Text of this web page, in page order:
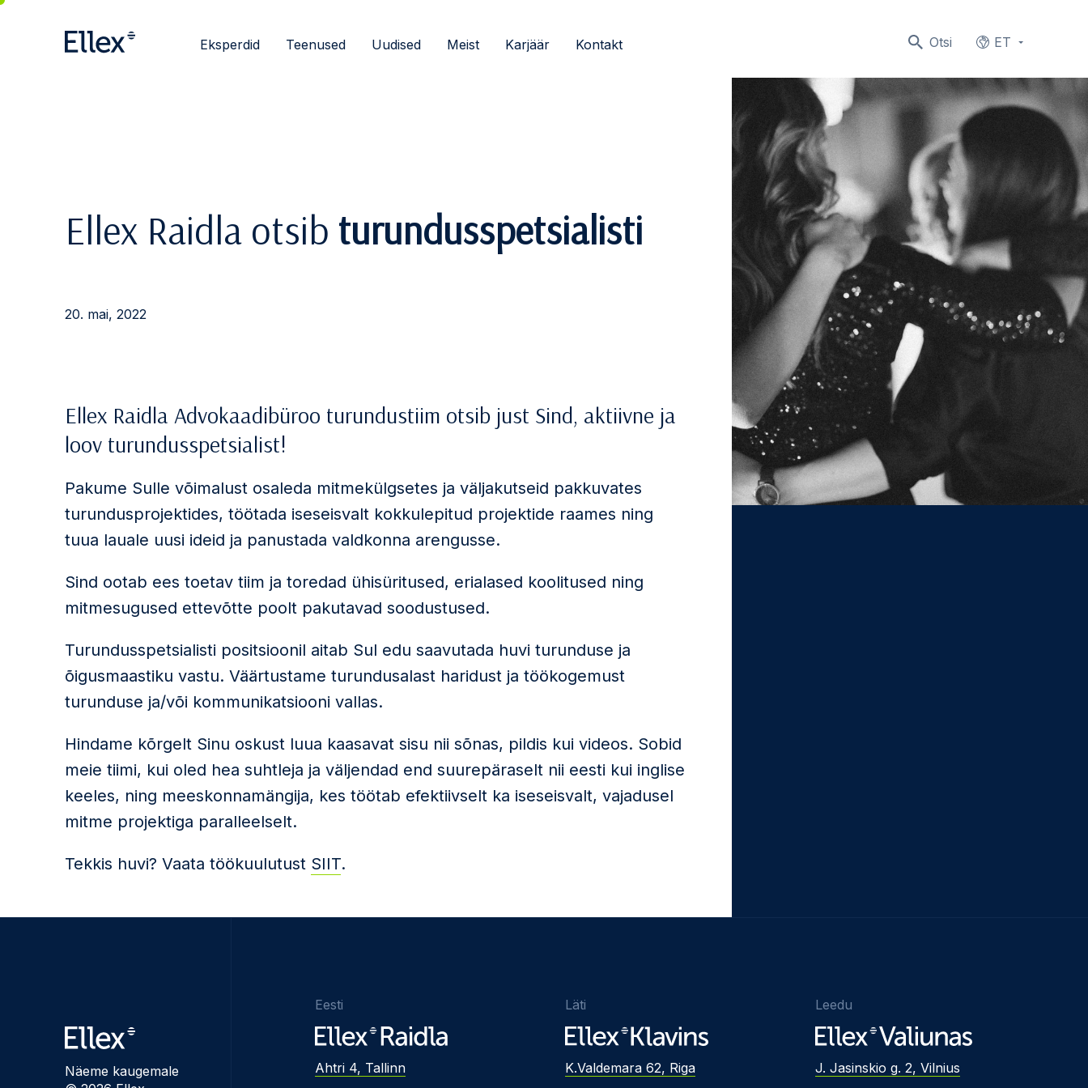
Otsi ET
Eksperdid Teenused Uudised Meist Karjäär Kontakt
Ellex Raidla otsib turundusspetsialisti
20. mai, 2022
Ellex Raidla Advokaadibüroo turundustiim otsib just Sind, aktiivne ja
loov turundusspetsialist!
Pakume Sulle võimalust osaleda mitmekülgsetes ja väljakutseid pakkuvates
turundusprojektides, töötada iseseisvalt kokkulepitud projektide raames ning
tuua lauale uusi ideid ja panustada valdkonna arengusse.
Sind ootab ees toetav tiim ja toredad ühisüritused, erialased koolitused ning
mitmesugused ettevõtte poolt pakutavad soodustused.
Turundusspetsialisti positsioonil aitab Sul edu saavutada huvi turunduse ja
õigusmaastiku vastu. Väärtustame turundusalast haridust ja töökogemust
turunduse ja/või kommunikatsiooni vallas.
Hindame kõrgelt Sinu oskust luua kaasavat sisu nii sõnas, pildis kui videos. Sobid
meie tiimi, kui oled hea suhtleja ja väljendad end suurepäraselt nii eesti kui inglise
keeles, ning meeskonnamängija, kes töötab efektiivselt ka iseseisvalt, vajadusel
mitme projektiga paralleelselt.
Tekkis huvi? Vaata töökuulutust SIIT.
Näeme kaugemale
Eesti
Ahtri 4, Tallinn
Läti
K.Valdemara 62, Riga
Leedu
J. Jasinskio g. 2, Vilnius